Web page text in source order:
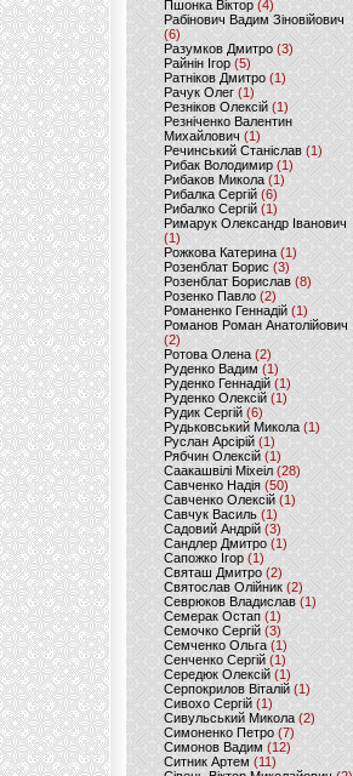
Пшонка Віктор(4)
Рабінович Вадим Зіновійович
(6)
Разумков Дмитро (3)
Райнін Ігор(5)
Ратніков Дмитро (1)
Рачук Олег (1)
Резніков Олексій(1)
Резніченко Валентин
Михайлович (1)
Речинський Станіслав (1)
Рибак Володимир(1)
Рибаков Микола(1)
Рибалка Сергій (6)
Рибалко Сергій (1)
Римарук Олександр Іванович
(1)
Рожкова Катерина(1)
Розенблат Борис (3)
Розенблат Борислав (8)
Розенко Павло (2)
Романенко Геннадій (1)
Романов Роман Анатолійович
(2)
Ротова Олена(2)
Руденко Вадим (1)
Руденко Геннадій (1)
Руденко Олексій(1)
Рудик Сергій(6)
Рудьковський Микола (1)
Руслан Арсірій(1)
Рябчин Олексій (1)
Саакашвілі Міхеіл(28)
Савченко Надія (50)
Савченко Олексій(1)
Савчук Василь (1)
Садовий Андрій (3)
Сандлер Дмитро(1)
Сапожко Ігор(1)
Святаш Дмитро (2)
Святослав Олійник (2)
Севрюков Владислав (1)
Семерак Остап (1)
Семочко Сергій (3)
Семченко Ольга (1)
Сенченко Сергій(1)
Середюк Олексій(1)
Серпокрилов Віталій(1)
Сивохо Сергій(1)
Сивульський Микола(2)
Симоненко Петро(7)
Симонов Вадим (12)
Ситник Артем(11)